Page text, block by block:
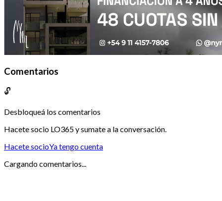
Comentarios
🔓
Desbloqueá los comentarios
Hacete socio LO365 y sumate a la conversación.
Hacete socioYa tengo cuenta
Cargando comentarios...